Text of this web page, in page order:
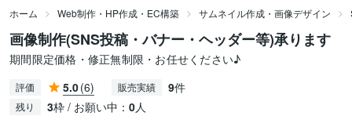
ホーム Web制作・HP作成・EC構築 サムネイル作成・画像デザイン
画像制作(SNS投稿・バナー・ヘッダー等)承ります
期間限定価格・修正無制限・お任せください♪
評価 5.0(6) 販売実績 9件
残り 3枠 / お願い中： 0人